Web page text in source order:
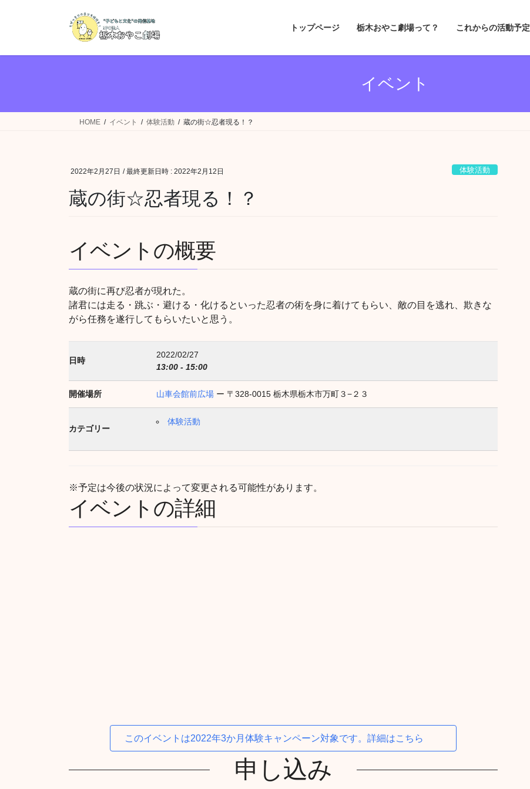
トップページ 栃木おやこ劇場って？ これからの活動予定
イベント
HOME イベント 体験活動 蔵の街☆忍者現る！？
2022年2月27日 / 最終更新日時 : 2022年2月12日 体験活動
蔵の街☆忍者現る！？
イベントの概要
蔵の街に再び忍者が現れた。
諸君には走る・跳ぶ・避ける・化けるといった忍者の術を身に着けてもらい、敵の目を逃れ、欺きな
がら任務を遂行してもらいたいと思う。
日時
2022/02/27
13:00 - 15:00
開催場所 山車会館前広場 ー 〒328-0015 栃木県栃木市万町３−２３
カテゴリー
体験活動
※予定は今後の状況によって変更される可能性があります。
イベントの詳細
このイベントは2022年3か月体験キャンペーン対象です。詳細はこちら
申し込み